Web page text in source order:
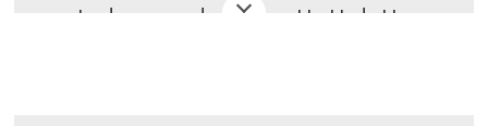
postadressen du har mottatt dette